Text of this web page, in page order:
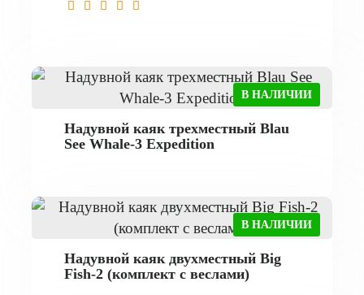
В НАЛИЧИИ
Надувной каяк трехместный Blau
See Whale-3 Expedition
В НАЛИЧИИ
Надувной каяк двухместный Big
Fish-2 (комплект с веслами)